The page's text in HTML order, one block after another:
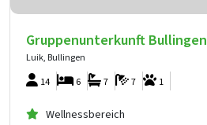
Gruppenunterkunft Bullingen
Luik, Bullingen
14 1
7
7
6
Wellnessbereich